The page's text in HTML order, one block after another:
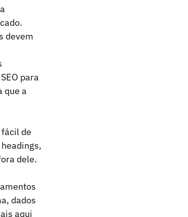
devem
para
que a
de
dele.
dados
aqui